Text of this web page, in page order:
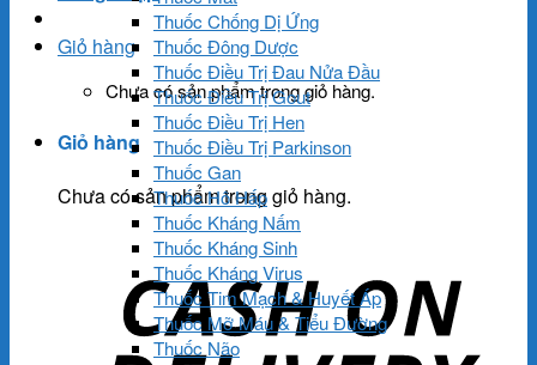
Giỏ hàng
Chưa có sản phẩm trong giỏ hàng.
Giỏ hàng
Chưa có sản phẩm trong giỏ hàng.
Thuốc Chống Dị Ứng
Thuốc Đông Dược
Thuốc Điều Trị Đau Nửa Đầu
Thuốc Điều Trị Gout
Thuốc Điều Trị Hen
Thuốc Điều Trị Parkinson
Thuốc Gan
Thuốc Hô Hấp
Thuốc Kháng Nấm
Thuốc Kháng Sinh
Thuốc Kháng Virus
Thuốc Tim Mạch & Huyết Áp
Thuốc Mỡ Máu & Tiểu Đường
Thuốc Não